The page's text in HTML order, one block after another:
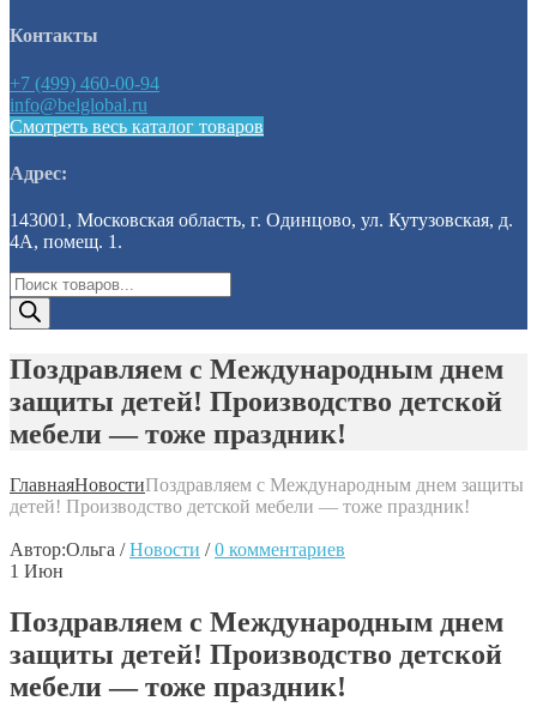
Контакты
+7 (499) 460-00-94
info@belglobal.ru
Смотреть весь каталог товаров
Адрес:
143001, Московская область, г. Одинцово, ул. Кутузовская, д.
4А, помещ. 1.
Поиск
товаров
Поздравляем с Международным днем
защиты детей! Производство детской
мебели — тоже праздник!
ГлавнаяНовостиПоздравляем с Международным днем защиты
детей! Производство детской мебели — тоже праздник!
Автор:Ольга / Новости / 0 комментариев
1 Июн
Поздравляем с Международным днем
защиты детей! Производство детской
мебели — тоже праздник!